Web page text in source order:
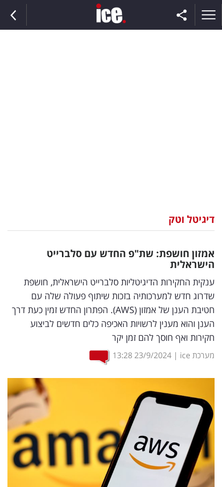
וצרכנות
דיגיטל
וטק
שיווק
ופרסום
משפט
ומחקרים
דעות
רכילות
עסקית
קריפטו
דיגיטל וטק
אמזון חושפת: שת"פ החדש עם סלברייט
הישראלית
ענקית החקירות הדיגיטליות סלברייט הישראלית, חושפת
שדרוג חדש למערכותיה בזכות שיתוף פעולה שלה עם
חטיבת הענן של אמזון (AWS). הפתרון החדש זמין כעת דרך
הענן והוא מענין לרשויות האכיפה כלים חדשים לביצוע
חקירות ואף חוסך להם זמן יקר
מערכת ice |
23/9/2024
13:28